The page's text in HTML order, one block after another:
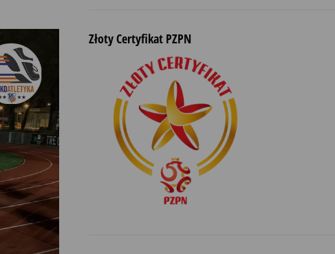
Złoty Certyfikat PZPN